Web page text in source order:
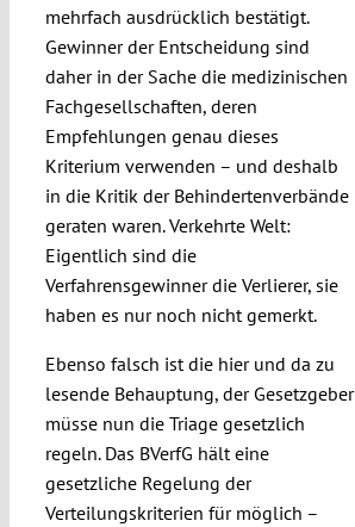
mehrfach ausdrücklich bestätigt.
Gewinner der Entscheidung sind
daher in der Sache die medizinischen
Fachgesellschaften, deren
Empfehlungen genau dieses
Kriterium verwenden – und deshalb
in die Kritik der Behindertenverbände
geraten waren. Verkehrte Welt:
Eigentlich sind die
Verfahrensgewinner die Verlierer, sie
haben es nur noch nicht gemerkt.
Ebenso falsch ist die hier und da zu
lesende Behauptung, der Gesetzgeber
müsse nun die Triage gesetzlich
regeln. Das BVerfG hält eine
gesetzliche Regelung der
Verteilungskriterien für möglich –